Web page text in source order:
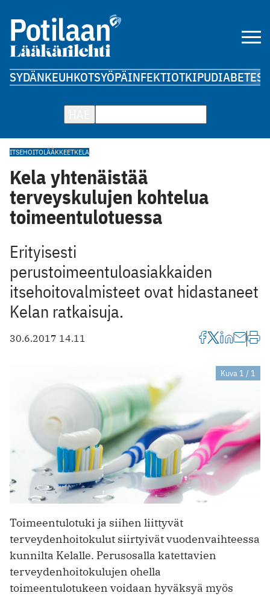
SYDÄNKEUHKOTSYÖPÄINFEKTIOTKIPUDIABETES
ITSEHOITOLÄÄKKEETKELA
Kela yhtenäistää
terveyskulujen kohtelua
toimeentulotuessa
Erityisesti
perustoimeentuloasiakkaiden
itsehoitovalmisteet ovat hidastaneet
Kelan ratkaisuja.
30.6.2017 14.11
Kuva 1 / 1
Toimeentulotuki ja siihen liittyvät
terveydenhoitokulut siirtyivät vuoden­vaihteessa
kunnilta Kelalle. Perusosalla ­katettavien
terveydenhoitokulujen ohella
toimeentulotukeen voidaan hyväksyä myös